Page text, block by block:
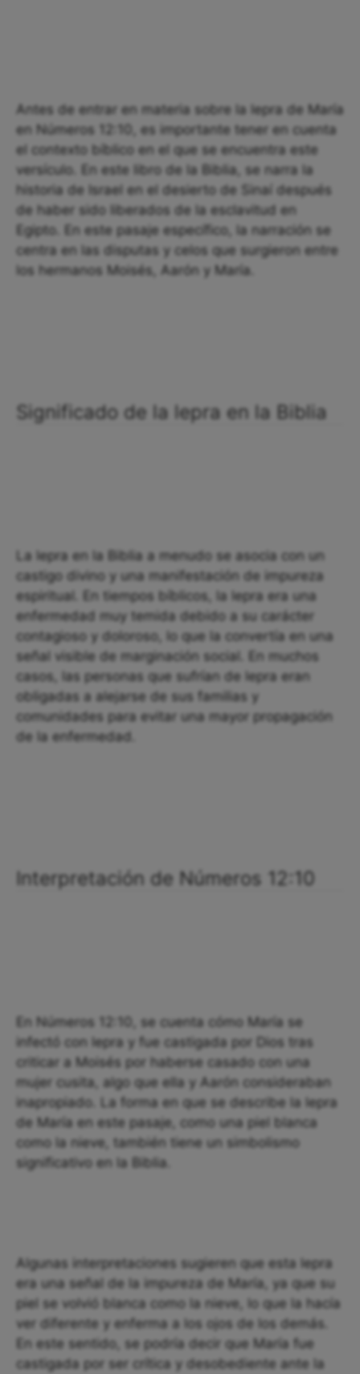
Antes de entrar en materia sobre la lepra de María
en Números 12:10, es importante tener en cuenta
el contexto bíblico en el que se encuentra este
versículo. En este libro de la Biblia, se narra la
historia de Israel en el desierto de Sinaí después
de haber sido liberados de la esclavitud en
Egipto. En este pasaje específico, la narración se
centra en las disputas y celos que surgieron entre
los hermanos Moisés, Aarón y María.
Significado de la lepra en la Biblia
La lepra en la Biblia a menudo se asocia con un
castigo divino y una manifestación de impureza
espiritual. En tiempos bíblicos, la lepra era una
enfermedad muy temida debido a su carácter
contagioso y doloroso, lo que la convertía en una
señal visible de marginación social. En muchos
casos, las personas que sufrían de lepra eran
obligadas a alejarse de sus familias y
comunidades para evitar una mayor propagación
de la enfermedad.
Interpretación de Números 12:10
En Números 12:10, se cuenta cómo María se
infectó con lepra y fue castigada por Dios tras
criticar a Moisés por haberse casado con una
mujer cusita, algo que ella y Aarón consideraban
inapropiado. La forma en que se describe la lepra
de María en este pasaje, como una piel blanca
como la nieve, también tiene un simbolismo
significativo en la Biblia.
Algunas interpretaciones sugieren que esta lepra
era una señal de la impureza de María, ya que su
piel se volvió blanca como la nieve, lo que la hacía
ver diferente y enferma a los ojos de los demás.
En este sentido, se podría decir que María fue
castigada por ser crítica y desobediente ante la